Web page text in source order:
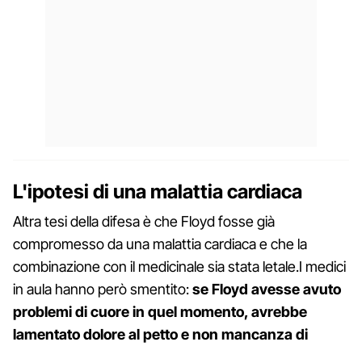
L'ipotesi di una malattia cardiaca
Altra tesi della difesa è che Floyd fosse già
compromesso da una malattia cardiaca e che la
combinazione con il medicinale sia stata letale.I medici
in aula hanno però smentito:se Floyd avesse avuto
problemi di cuore in quel momento, avrebbe
lamentato dolore al petto e non mancanza di